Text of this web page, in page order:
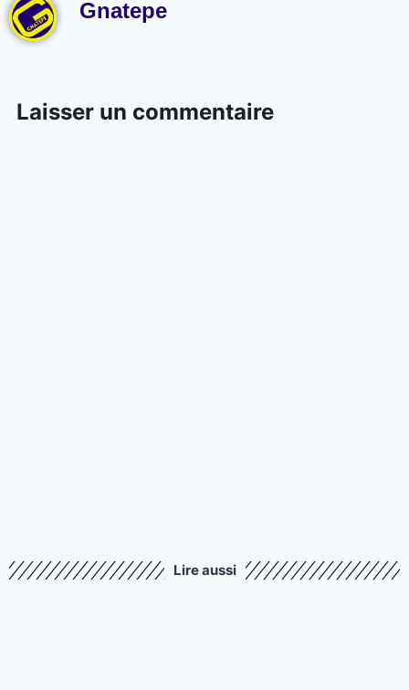
Gnatepe
Laisser un commentaire
Lire aussi